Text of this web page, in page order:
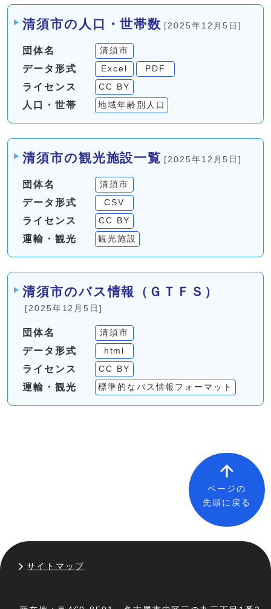
清須市の人口・世帯数 [2025年12月5日]
団体名 清須市
データ形式 Excel PDF
ライセンス CC BY
人口・世帯 地域年齢別人口
清須市の観光施設一覧 [2025年12月5日]
団体名 清須市
データ形式 CSV
ライセンス CC BY
運輸・観光 観光施設
清須市のバス情報（ＧＴＦＳ）
[2025年12月5日]
団体名 清須市
データ形式 html
ライセンス CC BY
運輸・観光 標準的なバス情報フォーマット
ページの
先頭に戻る
サイトマップ